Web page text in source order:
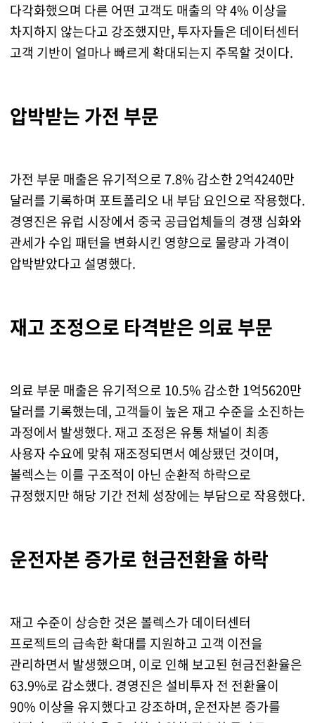
다각화했으며 다른 어떤 고객도 매출의 약 4% 이상을
차지하지 않는다고 강조했지만, 투자자들은 데이터센터
고객 기반이 얼마나 빠르게 확대되는지 주목할 것이다.
압박받는 가전 부문
가전 부문 매출은 유기적으로 7.8% 감소한 2억4240만
달러를 기록하며 포트폴리오 내 부담 요인으로 작용했다.
경영진은 유럽 시장에서 중국 공급업체들의 경쟁 심화와
관세가 수입 패턴을 변화시킨 영향으로 물량과 가격이
압박받았다고 설명했다.
재고 조정으로 타격받은 의료 부문
의료 부문 매출은 유기적으로 10.5% 감소한 1억5620만
달러를 기록했는데, 고객들이 높은 재고 수준을 소진하는
과정에서 발생했다. 재고 조정은 유통 채널이 최종
사용자 수요에 맞춰 재조정되면서 예상됐던 것이며,
볼렉스는 이를 구조적이 아닌 순환적 하락으로
규정했지만 해당 기간 전체 성장에는 부담으로 작용했다.
운전자본 증가로 현금전환율 하락
재고 수준이 상승한 것은 볼렉스가 데이터센터
프로젝트의 급속한 확대를 지원하고 고객 이전을
관리하면서 발생했으며, 이로 인해 보고된 현금전환율은
63.9%로 감소했다. 경영진은 설비투자 전 전환율이
90% 이상을 유지했다고 강조하며, 운전자본 증가를